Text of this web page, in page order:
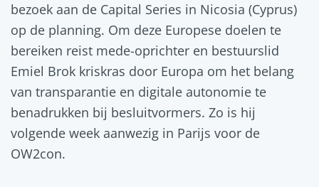
bezoek aan de Capital Series in Nicosia (Cyprus)
op de planning. Om deze Europese doelen te
bereiken reist mede-oprichter en bestuurslid
Emiel Brok kriskras door Europa om het belang
van transparantie en digitale autonomie te
benadrukken bij besluitvormers. Zo is hij
volgende week aanwezig in Parijs voor de
OW2con.